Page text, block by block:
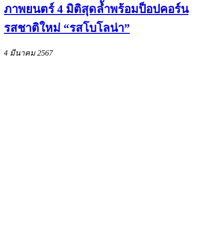
ภาพยนตร์ 4 มิติสุดล้ำพร้อมป็อปคอร์น
รสชาติใหม่ “รสโบโลน่า”
4 มีนาคม 2567